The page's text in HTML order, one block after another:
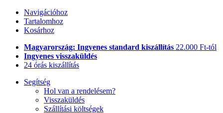
Navigációhoz
Tartalomhoz
Kosárhoz
Magyarország: Ingyenes standard kiszállítás 22.000 Ft-tól
Ingyenes visszaküldés
24 órás kiszállítás
Segítség
Hol van a rendelésem?
Visszaküldés
Szállítási költségek